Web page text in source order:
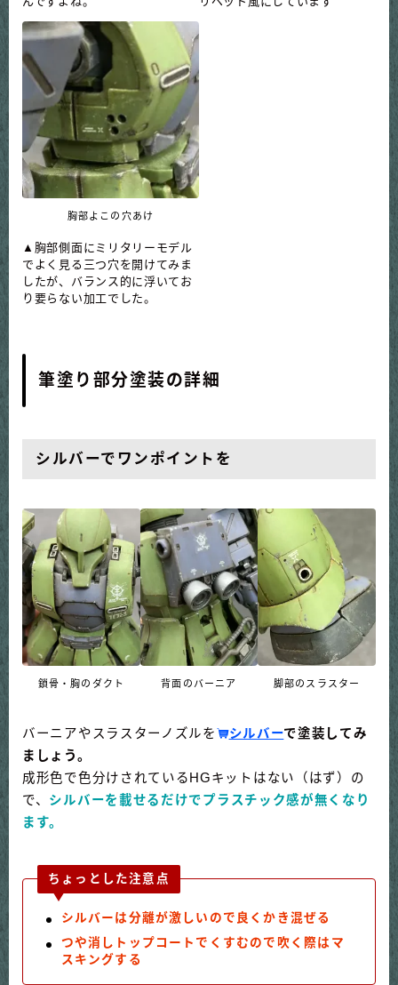
胸部よこの穴あけ
▲胸部側面にミリタリーモデル
でよく見る三つ穴を開けてみま
したが、バランス的に浮いてお
り要らない加工でした。
筆塗り部分塗装の詳細
シルバーでワンポイントを
鎖骨・胸のダクト 背面のバーニア 脚部のスラスター
バーニアやスラスターノズルを シルバーで塗装してみ
ましょう。
成形色で色分けされているHGキットはない（はず）の
で、 シルバーを載せるだけでプラスチック感が無くなり
ます。
ちょっとした注意点
シルバーは分離が激しいので良くかき混ぜる
つや消しトップコートでくすむので吹く際はマ
スキングする